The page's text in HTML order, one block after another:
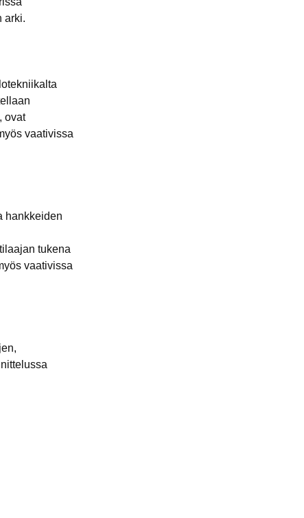
arki.
ovat
vaativissa
hankkeiden
tukena
vaativissa